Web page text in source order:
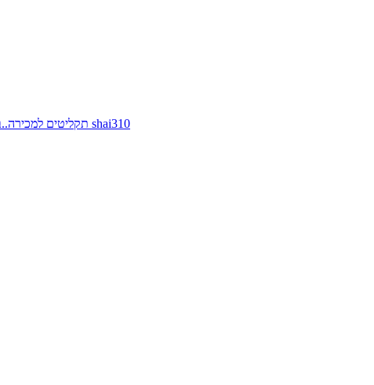
תקליטים למכירה..ברי סחרוֹף, ז׳אן קונפליקט, כרומוזום, מינימל קומפקט, רמי פורטיס מאת shai310